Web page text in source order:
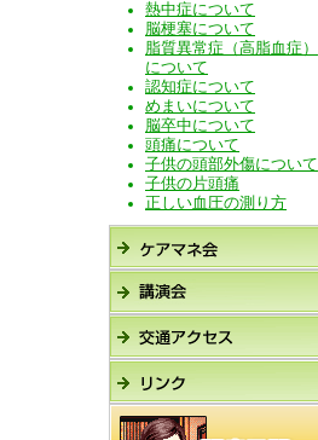
熱中症について
脳梗塞について
脂質異常症（高脂血症）
について
認知症について
めまいについて
脳卒中について
頭痛について
子供の頭部外傷について
子供の片頭痛
正しい血圧の測り方